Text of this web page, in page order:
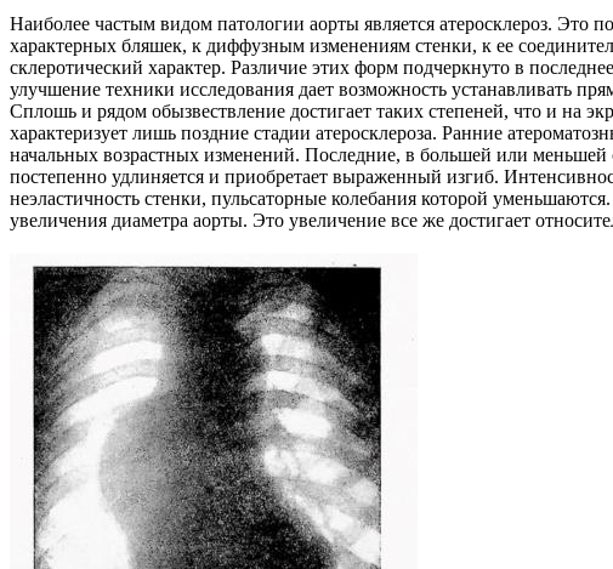
Наиболее частым видом патологии аорты является атеросклероз. Это
характерных бляшек, к диффузным изменениям стенки, к ее
склеротический характер. Различие этих форм подчеркнуто в
улучшение техники исследования дает возможность устанавливать
Сплошь и рядом обызвествление достигает таких степеней, что и на
характеризует лишь поздние стадии атеросклероза. Ранние
начальных возрастных изменений. Последние, в большей или меньшей
постепенно удлиняется и приобретает выраженный изгиб.
неэластичность стенки, пульсаторные колебания которой
увеличения диаметра аорты. Это увеличение все же достигает